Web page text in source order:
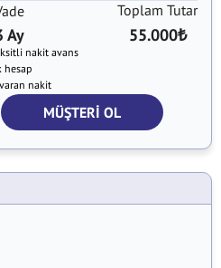
Ay
Toplam Tutar
55.000₺
nakit avans
hesap
nakit
MÜŞTERİ OL